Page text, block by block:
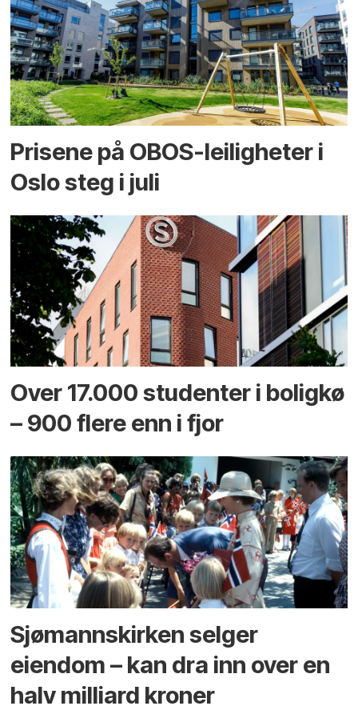
Prisene på OBOS-leiligheter i
Oslo steg i juli
Over 17.000 studenter i boligkø
– 900 flere enn i fjor
Sjømannskirken selger
eiendom – kan dra inn over en
halv milliard kroner